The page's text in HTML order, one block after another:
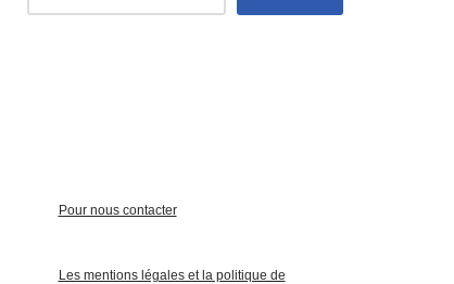
Pour nous contacter
Les mentions légales et la politique de